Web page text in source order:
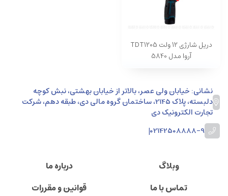
دریل شارژی 12 ولت TDT1205
آروا مدل 5840
نشانی: خیابان ولی عصر، بالاتر از خیابان بهشتی، نبش کوچه
دلبسته، پلاک 2145، ساختمان گروه مالی دی، طبقه دهم، شرکت
تجارت الکترونیک دی
02142508888-9
|
وبلاگ
درباره ما
تماس با ما
قوانین و مقررات